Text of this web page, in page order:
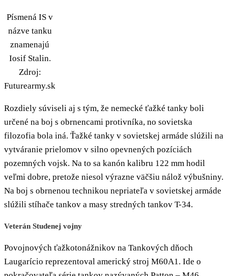
Písmená IS v
názve tanku
znamenajú
Iosif Stalin.
Zdroj:
Futurearmy.sk
Rozdiely súviseli aj s tým, že nemecké ťažké tanky boli
určené na boj s obrnencami protivníka, no sovietska
filozofia bola iná. Ťažké tanky v sovietskej armáde slúžili na
vytváranie prielomov v silno opevnených pozíciách
pozemných vojsk. Na to sa kanón kalibru 122 mm hodil
veľmi dobre, pretože niesol výrazne väčšiu nálož výbušniny.
Na boj s obrnenou technikou nepriateľa v sovietskej armáde
slúžili stíhače tankov a masy stredných tankov T-34.
Veterán Studenej vojny
Povojnových ťažkotonážnikov na Tankových dňoch
Laugarício reprezentoval americký stroj M60A1. Ide o